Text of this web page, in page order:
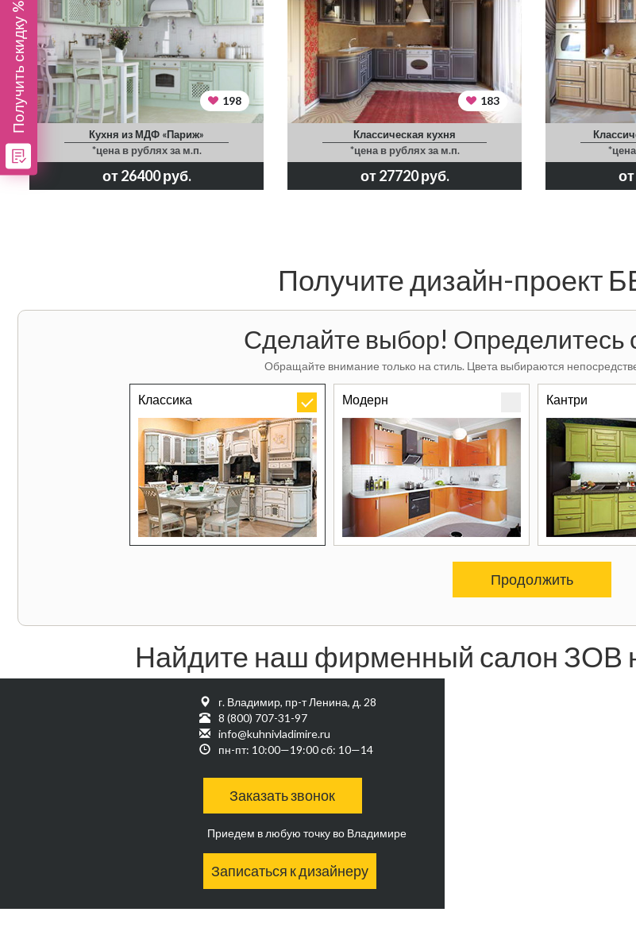
Получить скидку % 198
Кухня из МДФ «Париж»
*цена в рублях за м.п.
от 26400 руб.
183
Классическая кухня
*цена в рублях за м.п.
от 27720 руб.
Получите дизайн-проект
Сделайте выбор! Определитесь
Обращайте внимание только на стиль. Цвета выбираются
Классика Модерн Кантри
Продолжить
Найдите наш фирменный салон ЗОВ
г. Владимир, пр-т Ленина, д. 28
8 (800) 707-31-97
info@kuhnivladimire.ru
пн-пт: 10:00—19:00 сб: 10—14
Заказать звонок
Приедем в любую точку во Владимире
Записаться к дизайнеру